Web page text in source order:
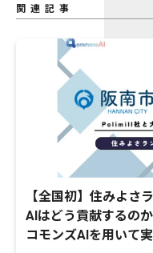
関連記事
【全国初】住みよさ
AIはどう貢献するの
コモンズAIを用いて